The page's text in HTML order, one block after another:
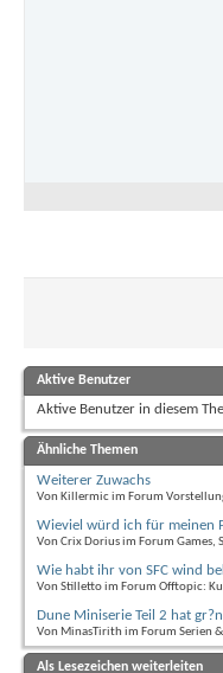
Aktive Benutzer
Aktive Benutzer in diesem
Ähnliche Themen
Weiterer Zuwachs
Von Killermic im Forum
Wieviel würd ich für meinen
Von Crix Dorius im Forum Games,
Wie habt ihr von SFC wind
Von Stilletto im Forum Offtopic:
Dune Miniserie Teil 2 hat
Von MinasTirith im Forum Serien
Als Lesezeichen weiterleiten